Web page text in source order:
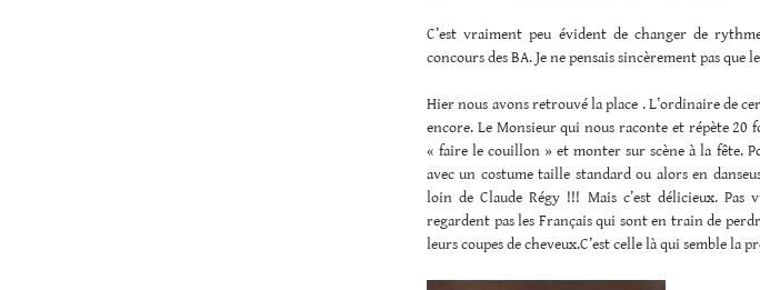
C’est vraiment peu évident de changer de
concours des BA. Je ne pensais sincèrement pas
Hier nous avons retrouvé la place . L’ordinaire de
encore. Le Monsieur qui nous raconte et répète 20
« faire le couillon » et monter sur scène à la fête.
avec un costume taille standard ou alors en
loin de Claude Régy !!! Mais c’est délicieux. Pas
regardent pas les Français qui sont en train de
leurs coupes de cheveux.C’est celle là qui semble la